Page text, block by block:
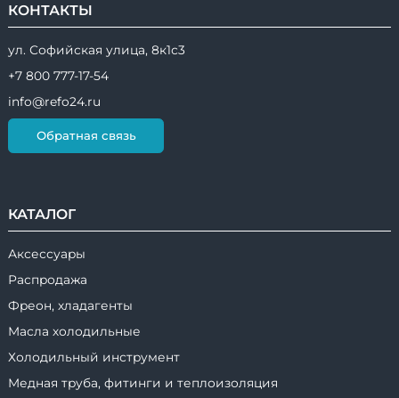
КОНТАКТЫ
ул. Софийская улица, 8к1с3
+7 800 777-17-54
info@refo24.ru
Обратная связь
КАТАЛОГ
Аксессуары
Распродажа
Фреон, хладагенты
Масла холодильные
Холодильный инструмент
Медная труба, фитинги и теплоизоляция